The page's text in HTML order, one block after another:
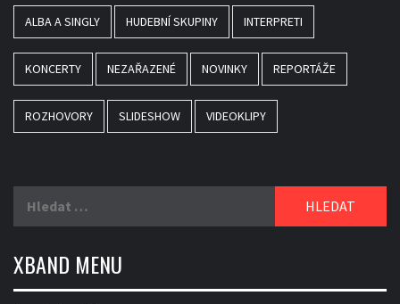
ALBA A SINGLY HUDEBNÍ SKUPINY INTERPRETI
KONCERTY NEZAŘAZENÉ NOVINKY REPORTÁŽE
ROZHOVORY SLIDESHOW VIDEOKLIPY
XBAND MENU